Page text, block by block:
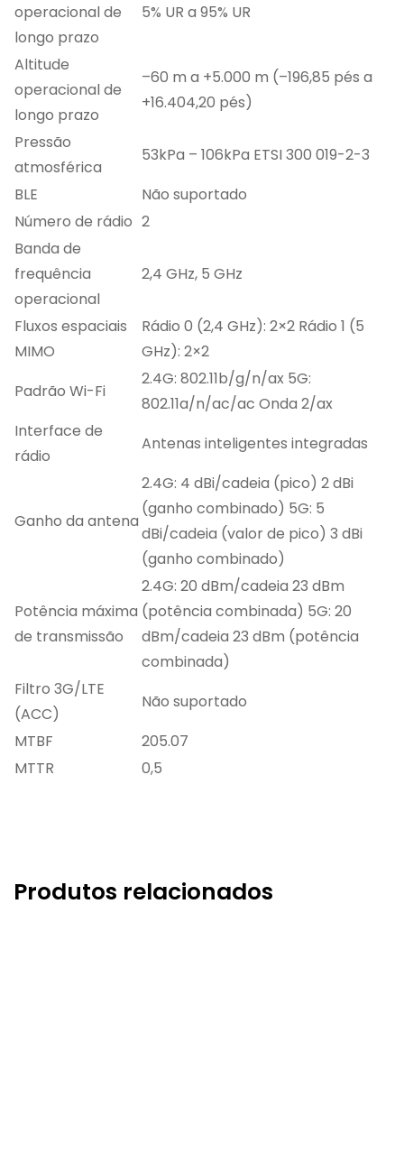
operacional de
longo prazo
5% UR a 95% UR
Altitude
operacional de
longo prazo
–60 m a +5.000 m (–196,85 pés a
+16.404,20 pés)
Pressão
atmosférica
53kPa – 106kPa ETSI 300 019-2-3
BLE
Não suportado
Número de rádio 2
Banda de
frequência
operacional
2,4 GHz, 5 GHz
Fluxos espaciais
MIMO
Rádio 0 (2,4 GHz): 2×2 Rádio 1 (5
GHz): 2×2
Padrão Wi-Fi
2.4G: 802.11b/g/n/ax 5G:
802.11a/n/ac/ac Onda 2/ax
Interface de
rádio
Antenas inteligentes integradas
Ganho da antena
2.4G: 4 dBi/cadeia (pico) 2 dBi
(ganho combinado) 5G: 5
dBi/cadeia (valor de pico) 3 dBi
(ganho combinado)
Potência máxima
de transmissão
2.4G: 20 dBm/cadeia 23 dBm
(potência combinada) 5G: 20
dBm/cadeia 23 dBm (potência
combinada)
Filtro 3G/LTE
(ACC)
Não suportado
MTBF
205.07
MTTR
0,5
Produtos relacionados